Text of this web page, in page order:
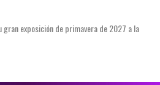
exposición de primavera de 2027 a la